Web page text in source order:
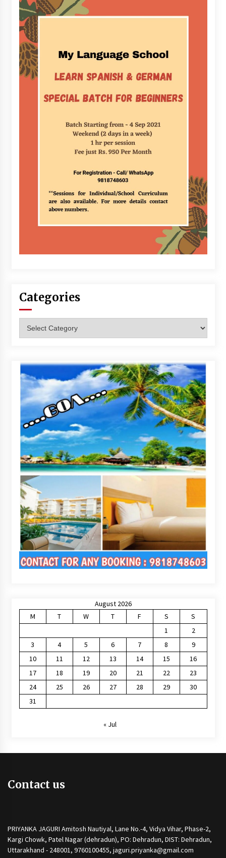
Categories
August 2026
M
T W T F S
S
1
2
3
4 5 6 7 8
9
10
11 12 13 14 15
16
17
18 19 20 21 22
23
24
25 26 27 28 29
30
31
« Jul
Contact us
PRIYANKA JAGURI Amitosh Nautiyal, Lane No.-4, Vidya Vihar, Phase-2,
Kargi Chowk, Patel Nagar (dehradun), PO: Dehradun, DIST: Dehradun,
Uttarakhand - 248001, 9760100455, jaguri.priyanka@gmail.com